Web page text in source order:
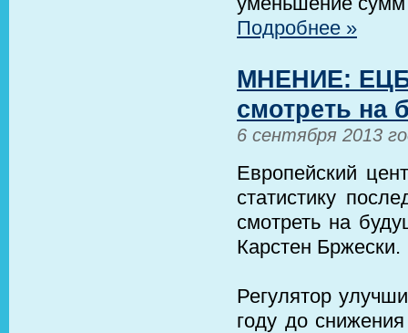
Подробнее »
МНЕНИЕ: ЕЦБ
смотреть на
6 сентября 2013
Европейский
статистику
смотреть на
Карстен Бржески.
Регулятор
году до